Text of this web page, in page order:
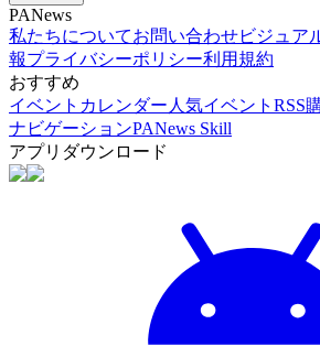
PANews
私たちについてお問い合わせビジュア
報プライバシーポリシー利用規約
おすすめ
イベントカレンダー人気イベント RSS
ナビゲーションPANews Skill
アプリダウンロード